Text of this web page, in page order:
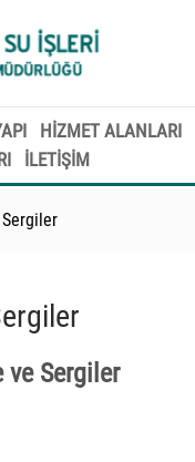
HİZMET ALANLARI
İLETİŞİM
ve Sergiler